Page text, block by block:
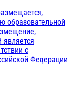
образовательной
является
с
Федерации